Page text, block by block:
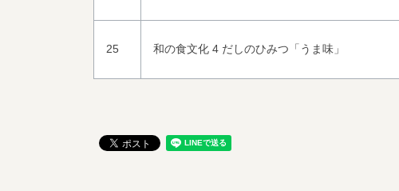
25 和の食文化 4 だしのひみつ「うま味」